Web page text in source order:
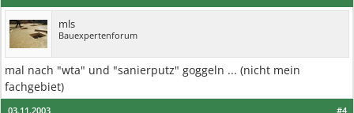
mls
Bauexpertenforum
mal nach "wta" und "sanierputz" goggeln ... (nicht mein
fachgebiet)
#4
03.11.2003